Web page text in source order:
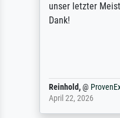
unser letzter
Dank!
Reinhold,@
April 22, 2026